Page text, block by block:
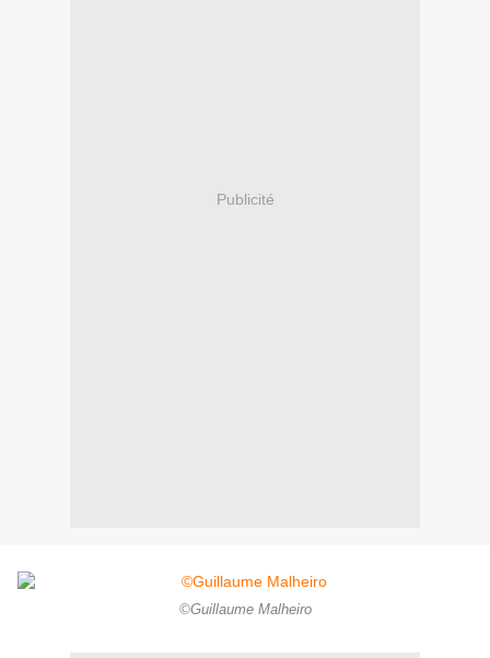
Publicité
©Guillaume Malheiro